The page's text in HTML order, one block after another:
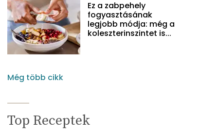
Ez a zabpehely
fogyasztásának
legjobb módja: még a
koleszterinszintet is...
Még több cikk
Top Receptek